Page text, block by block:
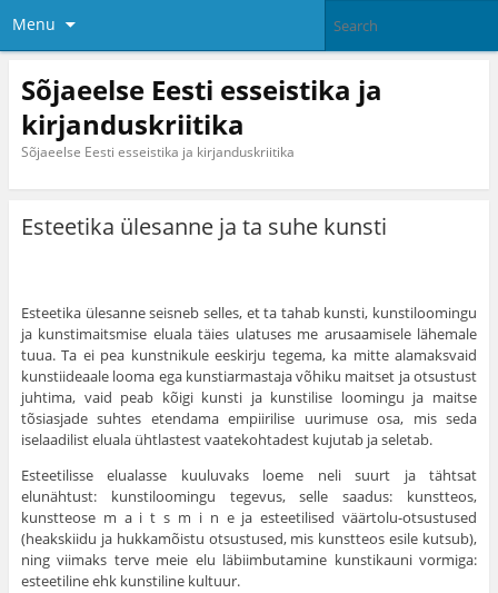
Menu
Sõjaeelse Eesti esseistika ja
kirjanduskriitika
Sõjaeelse Eesti esseistika ja kirjanduskriitika
Esteetika ülesanne ja ta suhe kunsti
Esteetika ülesanne seisneb selles, et ta tahab kunsti, kunstiloomingu
ja kunstimaitsmise eluala täies ulatuses me arusaamisele lähemale
tuua. Ta ei pea kunstnikule eeskirju tegema, ka mitte alamaksvaid
kunstiideaale looma ega kunstiarmastaja võhiku maitset ja otsustust
juhtima, vaid peab kõigi kunsti ja kunstilise loomingu ja maitse
tõsiasjade suhtes etendama empiirilise uurimuse osa, mis seda
iselaadilist eluala ühtlastest vaatekohtadest kujutab ja seletab.
Esteetilisse elualasse kuuluvaks loeme neli suurt ja täht­sat
elunähtust: kunstiloomingu tegevus, selle saadus: kunstteos,
kunstteose m a i t s m i n e ja esteetilised väärtolu-otsustused
(heakskiidu ja hukkamõistu otsus­tused, mis kunstteos esile kutsub),
ning viimaks terve meie elu läbiimbutamine kunstikauni vormiga:
esteetiline ehk kunstiline kultuur.